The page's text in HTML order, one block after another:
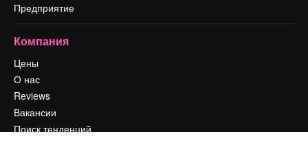
Предприятие
Компания
Цены
О нас
Reviews
Вакансии
Поиск тенденций